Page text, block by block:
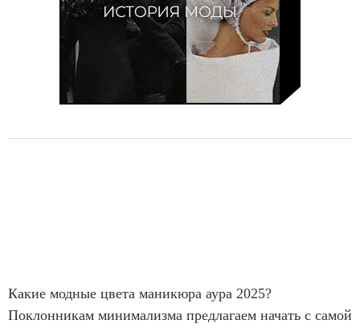
Какие модные цвета маникюра аура 2025?
Поклонникам минимализма предлагаем начать с самой